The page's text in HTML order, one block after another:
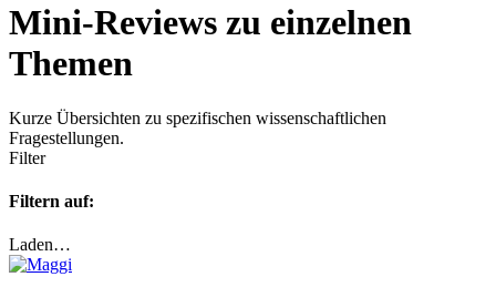
Mini‑Reviews zu einzelnen
Themen
Kurze Übersichten zu spezifischen wissenschaftlichen
Fragestellungen.
Filter
Filtern auf:
Laden…